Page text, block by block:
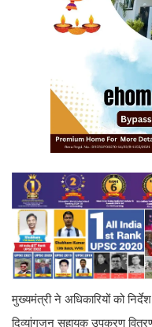
मुख्यमंत्री ने अधिकारियों को
दिव्यांगजन सहायक उपकरण वितरण